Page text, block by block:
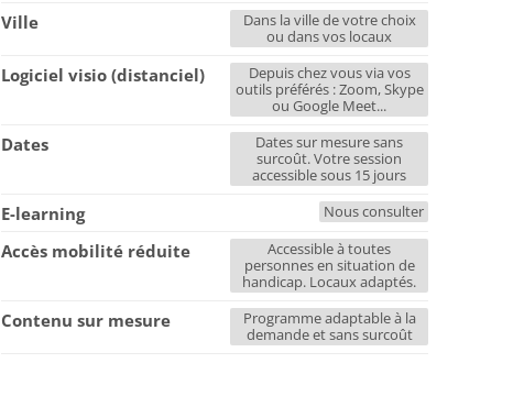
Ville
Dans la ville de votre choix
ou dans vos locaux
Logiciel visio (distanciel)
Depuis chez vous via vos
outils préférés : Zoom, Skype
ou Google Meet...
Dates
Dates sur mesure sans
surcoût. Votre session
accessible sous 15 jours
E-learning Nous consulter
Accès mobilité réduite
Accessible à toutes
personnes en situation de
handicap. Locaux adaptés.
Contenu sur mesure
Programme adaptable à la
demande et sans surcoût